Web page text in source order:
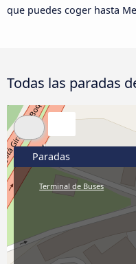
que puedes coger hasta
Todas las paradas
Paradas
Terminal de Buses